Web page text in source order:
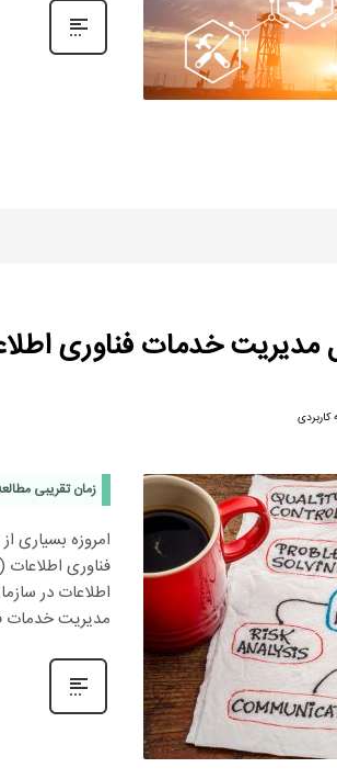
خدمات فناوری
کاربردی
زمان تقریبی
امروزه بسیاری
اطلاعات در
مدیریت خدمات